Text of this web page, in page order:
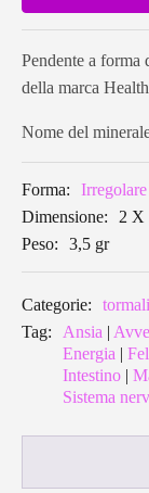
forma
di
in
TFARP07
Pendente a
della marca
Nome del
Forma:
Irregolare
Dimensione:
2 X
Peso:
3,5 gr
Categorie:
Tag:
Ansia |
Energia |
Intestino |
Sistema